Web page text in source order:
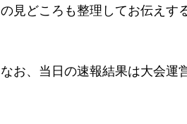
の見どころも整理してお伝えす
なお、当日の速報結果は大会運